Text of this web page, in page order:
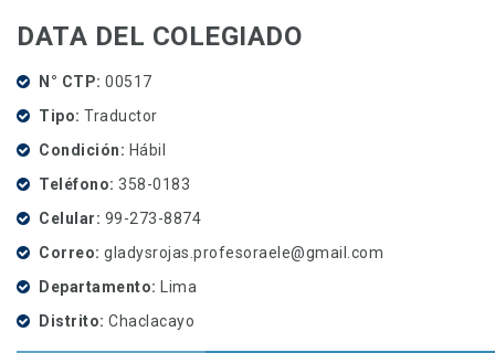
DATA DEL COLEGIADO
N° CTP 00517
Tipo Traductor
Condición
Hábil
Teléfono 358-0183
Celular
99-273-8874
Correo gladysrojas.profesoraele@gmail.com
Departamento Lima
Distrito Chaclacayo